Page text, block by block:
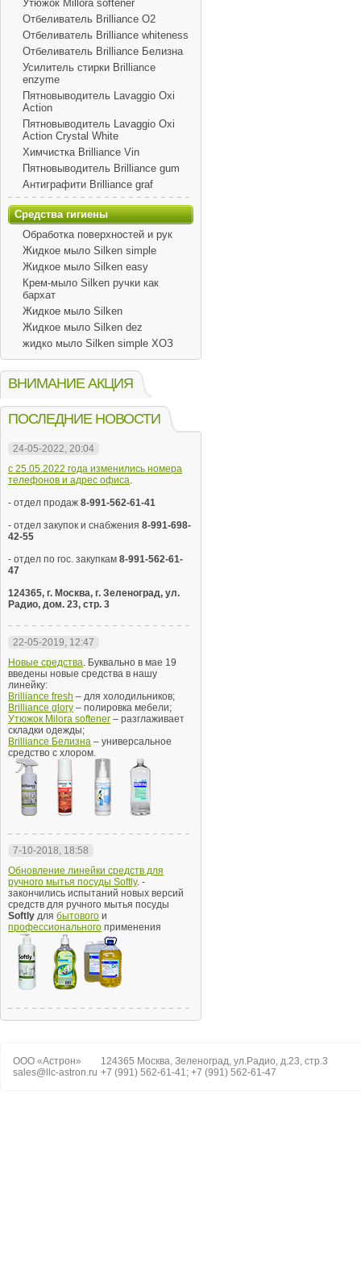
Утюжок Millora softener
Отбеливатель Brilliance O2
Отбеливатель Brilliance whiteness
Отбеливатель Brilliance Белизна
Усилитель стирки Brilliance
enzyme
Пятновыводитель Lavaggio Oxi
Action
Пятновыводитель Lavaggio Oxi
Action Crystal White
Химчистка Brilliance Vin
Пятновыводитель Brilliance gum
Антиграфити Brilliance graf
Средства гигиены
Обработка поверхностей и рук
Жидкое мыло Silken simple
Жидкое мыло Silken easy
Крем-мыло Silken ручки как
бархат
Жидкое мыло Silken
Жидкое мыло Silken dez
жидко мыло Silken simple ХОЗ
ВНИМАНИЕ АКЦИЯ
ПОСЛЕДНИЕ НОВОСТИ
24-05-2022, 20:04
с 25.05.2022 года изменились номера
телефонов и адрес офиса.
- отдел продаж 8-991-562-61-41
- отдел закупок и снабжения 8-991-698-
42-55
- отдел по гос. закупкам 8-991-562-61-
47
124365, г. Москва, г. Зеленоград, ул.
Радио, дом. 23, стр. 3
22-05-2019, 12:47
Новые средства. Буквально в мае 19
введены новые средства в нашу
линейку:
Brilliance fresh – для холодильников;
Brilliance glory – полировка мебели;
Утюжок Milora softener – разглаживает
складки одежды;
Brilliance Белизна – универсальное
средство с хлором.
7-10-2018, 18:58
Обновление линейки средств для
ручного мытья посуды Softly. -
закончились испытаний новых версий
средств для ручного мытья посуды
Softly для бытового и
профессионального применения
ООО «Астрон»
sales@llc-astron.ru
124365 Москва, Зеленоград, ул.Радио, д.23, стр.3
+7 (991) 562-61-41; +7 (991) 562-61-47